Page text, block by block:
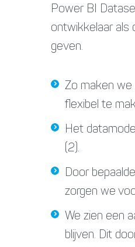
Power BI
ontwikkelaar als
geven.
Zo maken we
flexibel te
Het
(2).
Door
zorgen we
We zien een
blijven. Dit